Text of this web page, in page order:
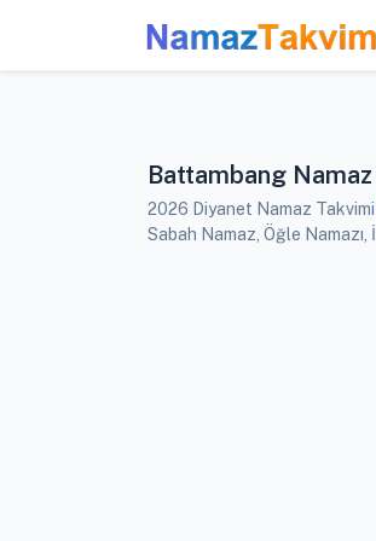
Battambang
2026 Diyanet Namaz Takvimi
Sabah Namaz, Öğle